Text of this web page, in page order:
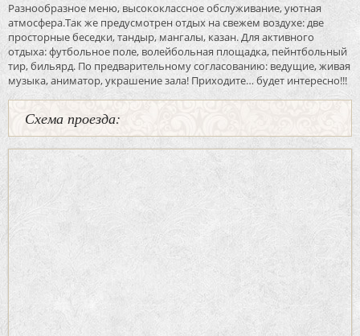
Разнообразное меню, высококлассное обслуживание, уютная
атмосфера.Так же предусмотрен отдых на свежем воздухе: две
просторные беседки, тандыр, мангалы, казан. Для активного
отдыха: футбольное поле, волейбольная площадка, пейнтбольный
тир, бильярд. По предварительному согласованию: ведущие, живая
музыка, аниматор, украшение зала! Приходите… будет интересно!!!
Схема проезда: